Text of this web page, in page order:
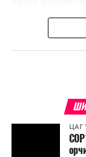
улсад өргөн
бодлогын
ЦАГ